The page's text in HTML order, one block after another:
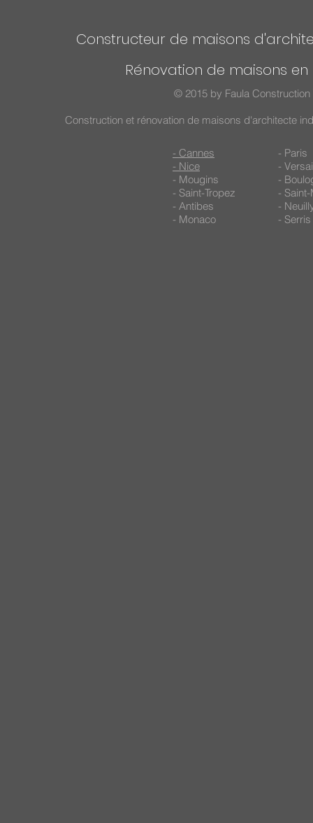
Constructeur de maisons
Rénovation de maisons
© 2015 by Faula
Construction et rénovation de maisons d'architecte
- Cannes
- Nice
- Mougins
- Saint-Tropez
- Antibes
- Monaco
- Paris
-
-
-
-
- Serris